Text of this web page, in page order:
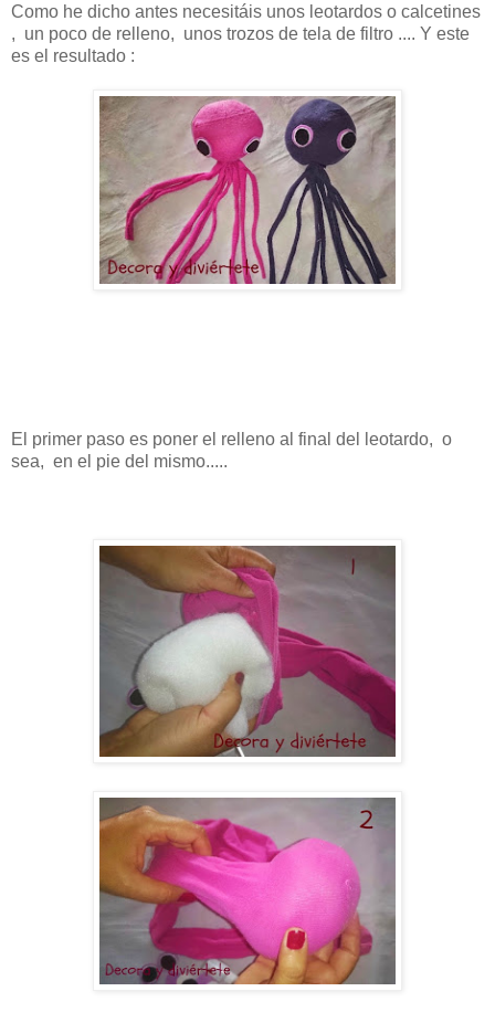
Como he dicho antes necesitáis unos leotardos o calcetines
, un poco de relleno, unos trozos de tela de filtro .... Y este
es el resultado :
El primer paso es poner el relleno al final del leotardo, o
sea, en el pie del mismo.....